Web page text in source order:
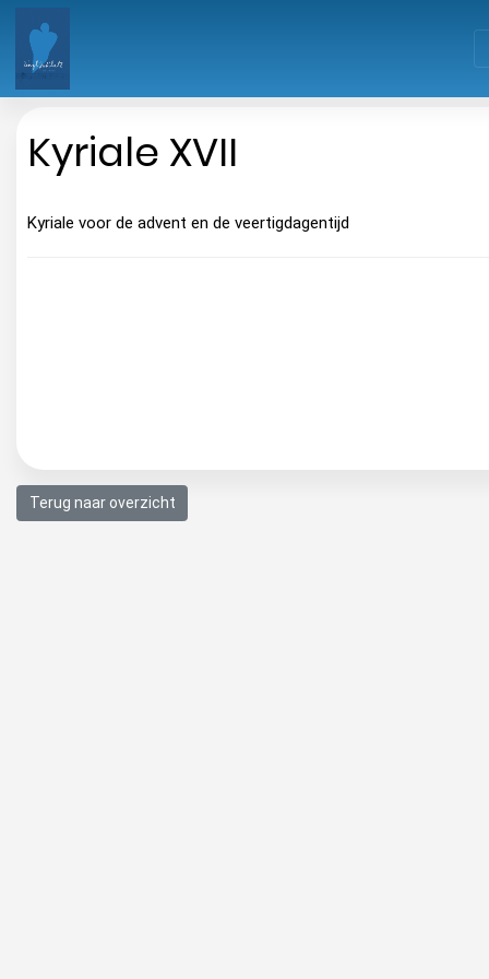
Kyriale XVII
Kyriale voor de advent en de veertigdagentijd
Terug naar overzicht